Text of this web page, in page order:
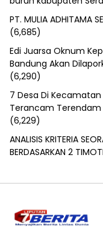
PT. MULIA ADHITAMA
(6,685)
Edi Juarsa Oknum
Bandung Akan
(6,290)
7 Desa Di
Terancam Terendam
(6,229)
ANALISIS KRITERIA
BERDASARKAN 2